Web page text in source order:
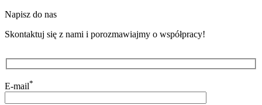
Napisz do nas
Skontaktuj się z nami i porozmawiajmy o współpracy!
E-mail*